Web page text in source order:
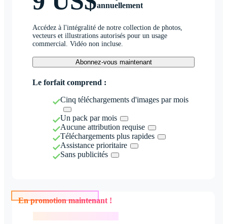
annuellement
Accédez à l'intégralité de notre collection de photos,
vecteurs et illustrations autorisés pour un usage
commercial. Vidéo non incluse.
Abonnez-vous maintenant
Le forfait comprend :
Cinq téléchargements d'images par mois
Un pack par mois
Aucune attribution requise
Téléchargements plus rapides
Assistance prioritaire
Sans publicités
En promotion maintenant !